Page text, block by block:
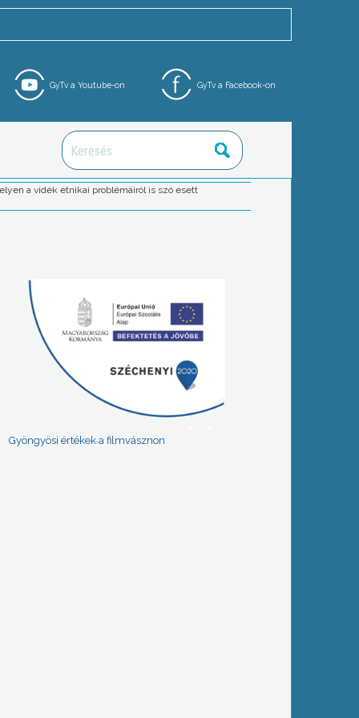
GyTv a Facebook-on
GyTv a Youtube-on
a vidék etnikai problémáiról is szó esett
Gyöngyösi értékek a filmvásznon